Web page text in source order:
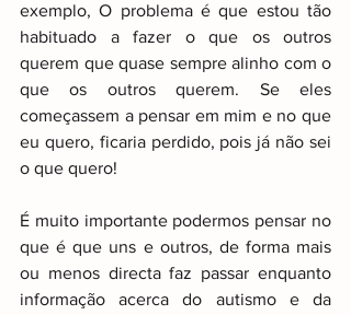
exemplo, O problema é que estou tão
habituado a fazer o que os outros
querem que quase sempre alinho com o
que os outros querem. Se eles
começassem a pensar em mim e no que
eu quero, ficaria perdido, pois já não sei
o que quero!
É muito importante podermos pensar no
que é que uns e outros, de forma mais
ou menos directa faz passar enquanto
informação acerca do autismo e da